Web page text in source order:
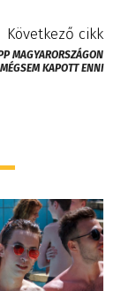
Következő cikk
MAGYARORSZÁGON
KAPOTT ENNI